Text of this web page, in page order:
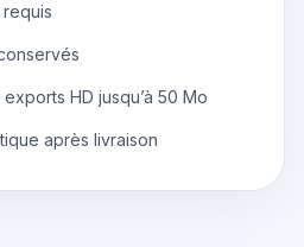
HD jusqu’à 50 Mo
après livraison